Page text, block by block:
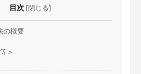
目次 [閉じる]
の概要
＞